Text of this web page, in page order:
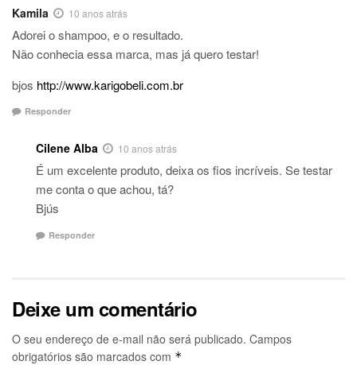
Kamila 10 anos atrás
Adorei o shampoo, e o resultado.
Não conhecia essa marca, mas já quero testar!
bjos http://www.karigobeli.com.br
Responder
Cilene Alba 10 anos atrás
É um excelente produto, deixa os fios incríveis. Se testar
me conta o que achou, tá?
Bjús
Responder
Deixe um comentário
O seu endereço de e-mail não será publicado. Campos
obrigatórios são marcados com *